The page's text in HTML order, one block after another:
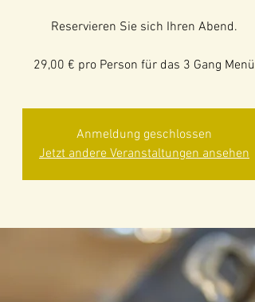
Reservieren Sie sich Ihren Abend.
29,00 € pro Person für das 3 Gang Menü
Anmeldung geschlossen
Jetzt andere Veranstaltungen ansehen